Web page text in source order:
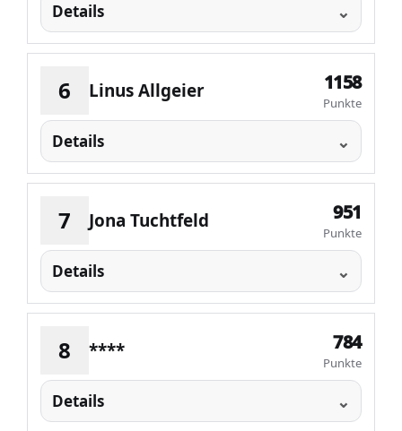
Details
6 Linus Allgeier 1158
Punkte
Details
7 Jona Tuchtfeld 951
Punkte
Details
8 **** 784
Punkte
Details